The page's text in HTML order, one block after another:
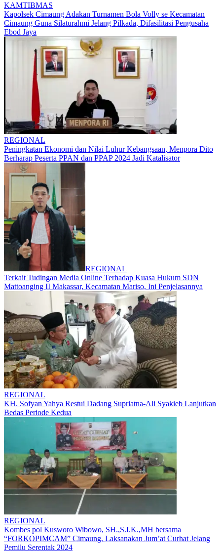
KAMTIBMAS
Kapolsek Cimaung Adakan Turnamen Bola Volly se Kecamatan
Cimaung Guna Silaturahmi Jelang Pilkada, Difasilitasi Pengusaha
Ebod Jaya
REGIONAL
Peningkatan Ekonomi dan Nilai Luhur Kebangsaan, Menpora Dito
Berharap Peserta PPAN dan PPAP 2024 Jadi Katalisator
REGIONAL
Terkait Tudingan Media Online Terhadap Kuasa Hukum SDN
Mattoanging II Makassar, Kecamatan Mariso, Ini Penjelasannya
REGIONAL
KH. Sofyan Yahya Restui Dadang Supriatna-Ali Syakieb Lanjutkan
Bedas Periode Kedua
REGIONAL
Kombes pol Kusworo Wibowo, SH.,S.I.K.,MH bersama
“FORKOPIMCAM” Cimaung, Laksanakan Jum’at Curhat Jelang
Pemilu Serentak 2024